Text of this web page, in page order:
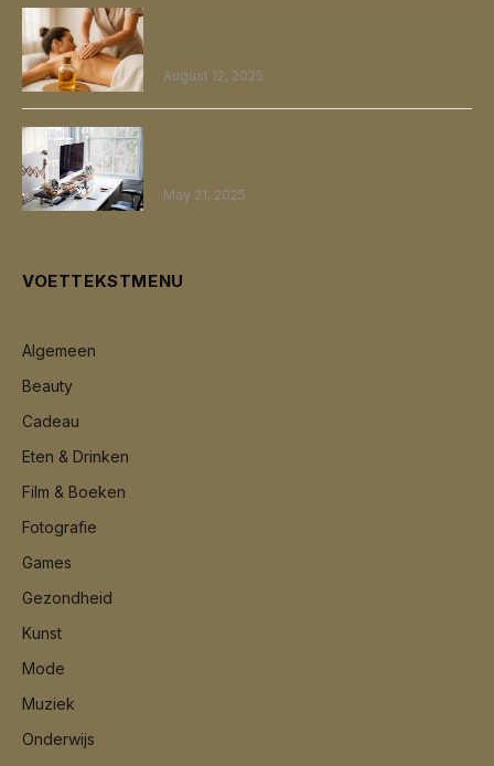
August 12, 2025
May 21, 2025
VOETTEKSTMENU
Algemeen
Beauty
Cadeau
Eten & Drinken
Film & Boeken
Fotografie
Games
Gezondheid
Kunst
Mode
Muziek
Onderwijs